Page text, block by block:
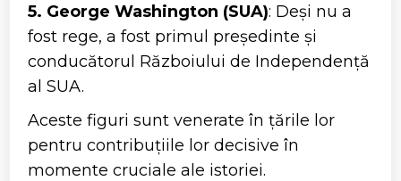
5. George Washington (SUA): Deși nu a
fost rege, a fost primul președinte și
conducătorul Războiului de Independență
al SUA.
Aceste figuri sunt venerate în țările lor
pentru contribuțiile lor decisive în
momente cruciale ale istoriei.